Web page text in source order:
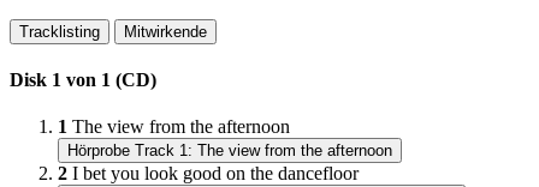
Tracklisting Mitwirkende
Disk 1 von 1 (CD)
1 The view from the afternoon
Hörprobe Track 1: The view from the afternoon
2 I bet you look good on the dancefloor